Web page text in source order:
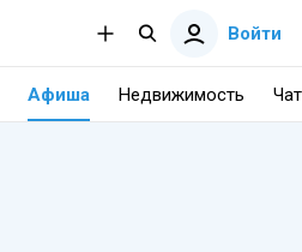
Войти
Афиша Недвижимость Чат